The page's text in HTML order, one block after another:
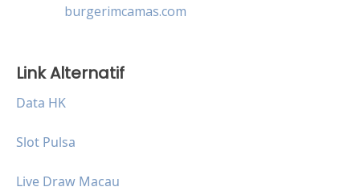
burgerimcamas.com
Link Alternatif
Data HK
Slot Pulsa
Live Draw Macau